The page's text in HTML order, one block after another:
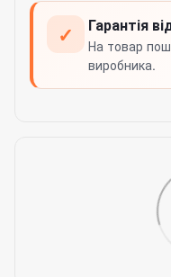
✓ Гарантія
На товар
виробника.